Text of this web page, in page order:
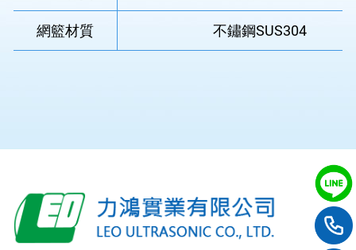
網籃材質 不鏽鋼SUS304